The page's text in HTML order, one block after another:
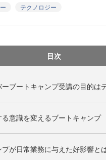
テクノロジー
目次
ブートキャンプ受講の目的は
意識を変えるブートキャンプ
が日常業務に与えた好影響と